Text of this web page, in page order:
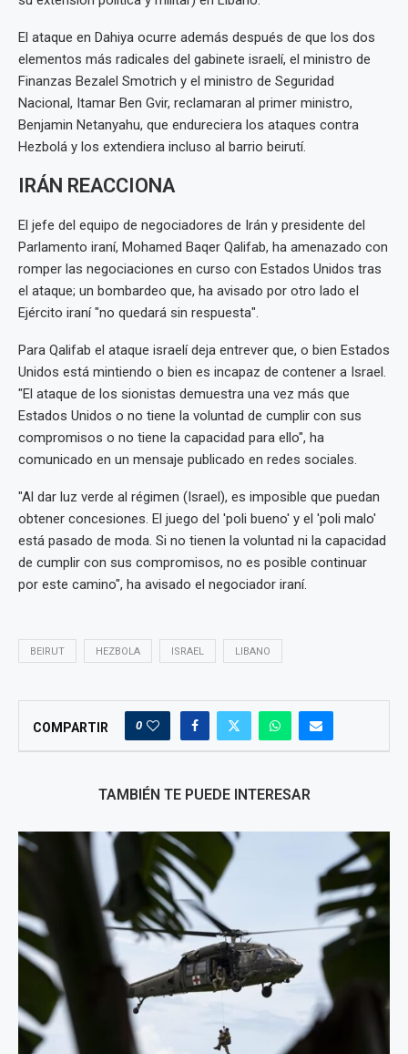
El ataque en Dahiya ocurre además después de que los dos
elementos más radicales del gabinete israelí, el ministro de
Finanzas Bezalel Smotrich y el ministro de Seguridad
Nacional, Itamar Ben Gvir, reclamaran al primer ministro,
Benjamin Netanyahu, que endureciera los ataques contra
Hezbolá y los extendiera incluso al barrio beirutí.
IRÁN REACCIONA
El jefe del equipo de negociadores de Irán y presidente del
Parlamento iraní, Mohamed Baqer Qalifab, ha amenazado con
romper las negociaciones en curso con Estados Unidos tras
el ataque; un bombardeo que, ha avisado por otro lado el
Ejército iraní "no quedará sin respuesta".
Para Qalifab el ataque israelí deja entrever que, o bien Estados
Unidos está mintiendo o bien es incapaz de contener a Israel.
"El ataque de los sionistas demuestra una vez más que
Estados Unidos o no tiene la voluntad de cumplir con sus
compromisos o no tiene la capacidad para ello", ha
comunicado en un mensaje publicado en redes sociales.
"Al dar luz verde al régimen (Israel), es imposible que puedan
obtener concesiones. El juego del 'poli bueno' y el 'poli malo'
está pasado de moda. Si no tienen la voluntad ni la capacidad
de cumplir con sus compromisos, no es posible continuar
por este camino", ha avisado el negociador iraní.
BEIRUT HEZBOLA ISRAEL LIBANO
COMPARTIR 0
TAMBIÉN TE PUEDE INTERESAR